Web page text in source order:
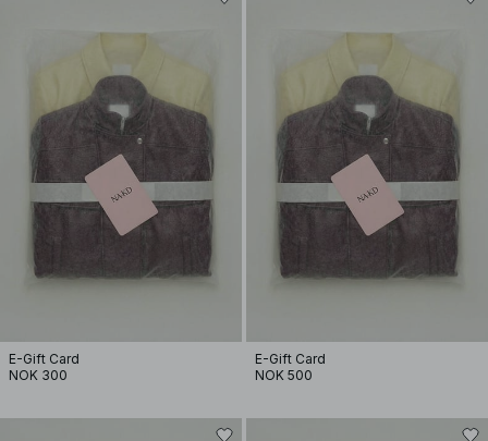
E-Gift Card
NOK 300
E-Gift Card
NOK 500